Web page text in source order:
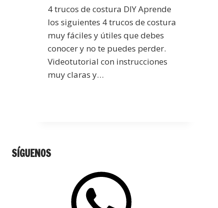
4 trucos de costura DIY Aprende
los siguientes 4 trucos de costura
muy fáciles y útiles que debes
conocer y no te puedes perder.
Videotutorial con instrucciones
muy claras y…
SÍGUENOS